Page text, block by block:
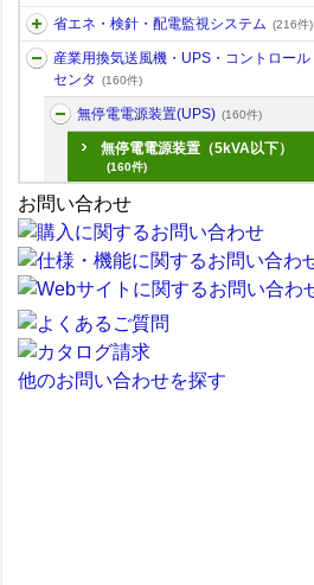
省エネ・検針・配電監視システム (216件)
産業用換気送風機・UPS・コントロール
センタ
(160件)
無停電電源装置(UPS) (160件)
無停電電源装置（5kVA以下）
(160件)
お問い合わせ
他のお問い合わせを探す